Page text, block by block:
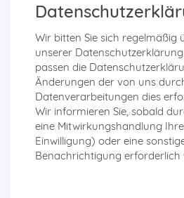
Wir bitten Sie sich regelmäßig
unserer
passen die
Änderungen der von uns
Datenverarbeitungen dies
Wir informieren Sie, sobald
eine Mitwirkungshandlung
Einwilligung) oder eine
Benachrichtigung erforderlich